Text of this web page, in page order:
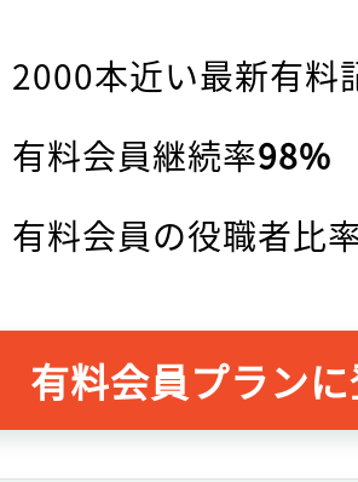
2000本近い最新有料
有料会員継続率98%
有料会員の役職者比
有料会員プラン